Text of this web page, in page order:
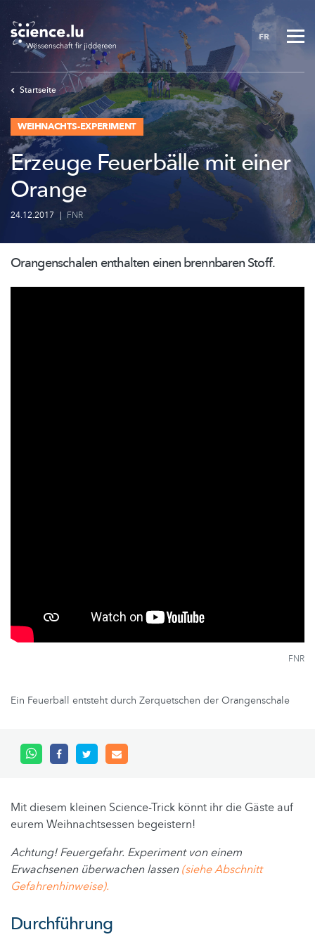
to
main
content
FR
Startseite
WEIHNACHTS-EXPERIMENT
Erzeuge Feuerbälle mit einer
Orange
24.12.2017 | FNR
Orangenschalen enthalten einen brennbaren Stoff.
FNR
Ein Feuerball entsteht durch Zerquetschen der Orangenschale
Mit diesem kleinen Science-Trick könnt ihr die Gäste auf
eurem Weihnachtsessen begeistern!
Achtung! Feuergefahr. Experiment von einem
Erwachsenen überwachen lassen(siehe Abschnitt
Gefahrenhinweise).
Durchführung